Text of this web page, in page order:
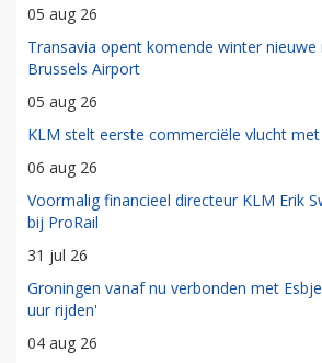
05 aug 26
Transavia opent komende winter
Brussels Airport
05 aug 26
KLM stelt eerste commerciële vlucht
06 aug 26
Voormalig financieel directeur KLM Erik
bij ProRail
31 jul 26
Groningen vanaf nu verbonden met
uur rijden'
04 aug 26